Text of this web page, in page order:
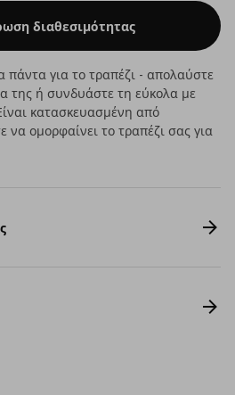
διαθεσιμότητας
πάντα για το τραπέζι - απολαύστε
της ή συνδυάστε τη εύκολα με
κατασκευασμένη από
ομορφαίνει το τραπέζι σας για